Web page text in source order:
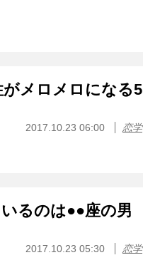
メロメロになる5
2017.10.23 06:00 恋学
るのは●●座の男
2017.10.23 05:30 恋学